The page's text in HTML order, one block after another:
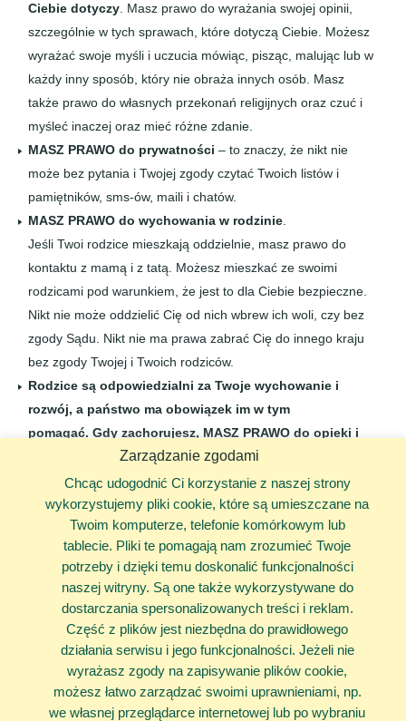
Ciebie dotyczy . Masz prawo do wyrażania swojej opinii,
szczególnie w tych sprawach, które dotyczą Ciebie. Możesz
wyrażać swoje myśli i uczucia mówiąc, pisząc, malując lub w
każdy inny sposób, który nie obraża innych osób. Masz
także prawo do własnych przekonań religijnych oraz czuć i
myśleć inaczej oraz mieć różne zdanie.
MASZ PRAWO do prywatności – to znaczy, że nikt nie
może bez pytania i Twojej zgody czytać Twoich listów i
pamiętników, sms-ów, maili i chatów.
MASZ PRAWO do wychowania w rodzinie
Jeśli Twoi rodzice mieszkają oddzielnie, masz prawo do
kontaktu z mamą i z tatą. Możesz mieszkać ze swoimi
rodzicami pod warunkiem, że jest to dla Ciebie bezpieczne.
Nikt nie może oddzielić Cię od nich wbrew ich woli, czy bez
zgody Sądu. Nikt nie ma prawa zabrać Cię do innego kraju
bez zgody Twojej i Twoich rodziców.
Rodzice są odpowiedzialni za Twoje wychowanie i
rozwój, a państwo ma obowiązek im w tym
pomagać.Gdy zachorujesz, MASZ PRAWO do opieki i
leczenia, które pomoże Ci wrócić do zdrowia.
opiekunowie mają obowiązek zapewnić Ci odpowiednie
wyżywienie oraz warunki higieniczne.
Zarządzanie zgodami
Chcąc udogodnić Ci korzystanie z naszej strony
wykorzystujemy pliki cookie, które są umieszczane na
Twoim komputerze, telefonie komórkowym lub
tablecie. Pliki te pomagają nam zrozumieć Twoje
potrzeby i dzięki temu doskonalić funkcjonalności
naszej witryny. Są one także wykorzystywane do
dostarczania spersonalizowanych treści i reklam.
Część z plików jest niezbędna do prawidłowego
działania serwisu i jego funkcjonalności. Jeżeli nie
wyrażasz zgody na zapisywanie plików cookie,
możesz łatwo zarządzać swoimi uprawnieniami, np.
we własnej przeglądarce internetowej lub po wybraniu